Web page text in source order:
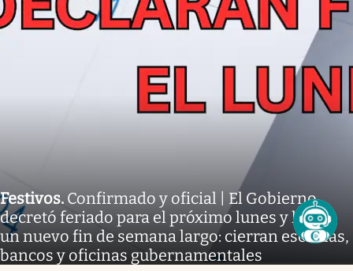
Festivos. Confirmado y oficial | El Gobierno
decretó feriado para el próximo lunes y habrá
un nuevo fin de semana largo: cierran escuelas,
bancos y oficinas gubernamentales